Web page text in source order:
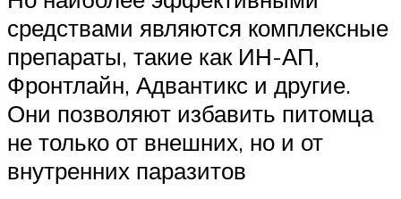
средствами являются комплексные
препараты, такие как ИН-АП,
Фронтлайн, Адвантикс и другие.
Они позволяют избавить питомца
не только от внешних, но и от
внутренних паразитов